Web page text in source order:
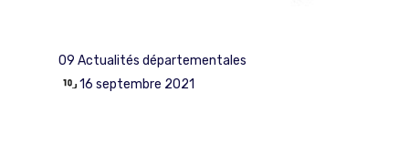
09 Actualités départementales
16 septembre 2021